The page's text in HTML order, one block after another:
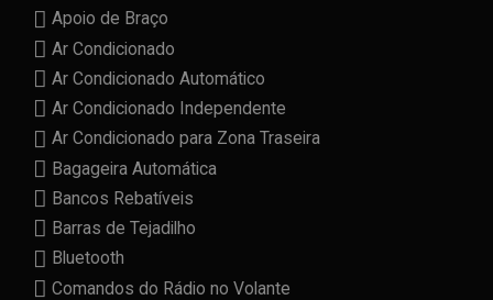
Apoio de Braço
Ar Condicionado
Ar Condicionado Automático
Ar Condicionado Independente
Ar Condicionado para Zona Traseira
Bagageira Automática
Bancos Rebatíveis
Barras de Tejadilho
Bluetooth
Comandos do Rádio no Volante